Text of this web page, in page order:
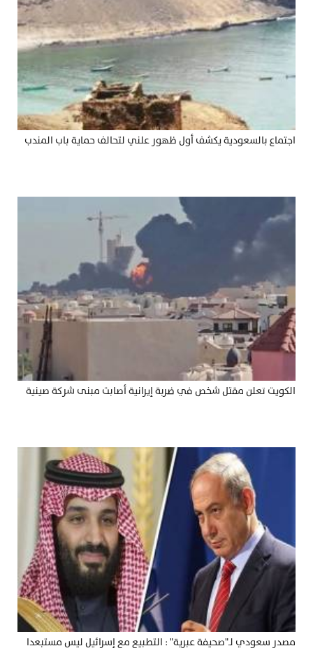
اجتماع بالسعودية يكشف أول ظهور علني لتحالف حماية باب المندب
الكويت تعلن مقتل شخص في ضربة إيرانية أصابت مبنى شركة صينية
مصدر سعودي لـ"صحيفة عبرية" : التطبيع مع إسرائيل ليس مستبعدا